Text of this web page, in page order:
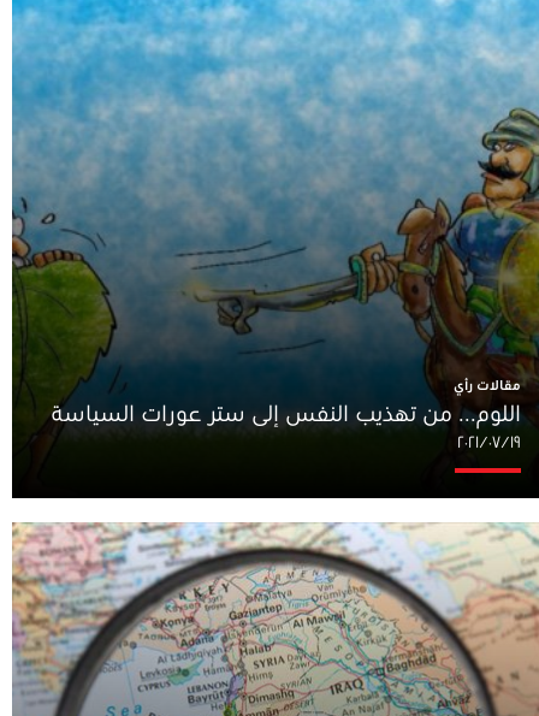
مقالات رأي
اللوم... من تهذيب النفس إلى ستر عورات السياسة
١٩‏/٠٧‏/٢٠٢١